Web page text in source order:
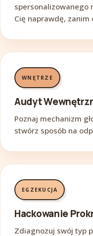
spersonalizowanego
Cię naprawdę,
WNĘTRZE
Audyt
Poznaj mechanizm
stwórz sposób na
EGZEKUCJA
Hackowanie
Zdiagnozuj swój typ